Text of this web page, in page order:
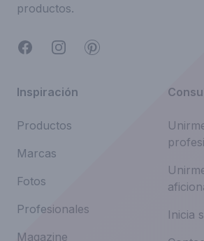
productos.
FacebookInstagramPinterest
Inspiración
Productos
Marcas
Fotos
Profesionales
Magazine
Inicia